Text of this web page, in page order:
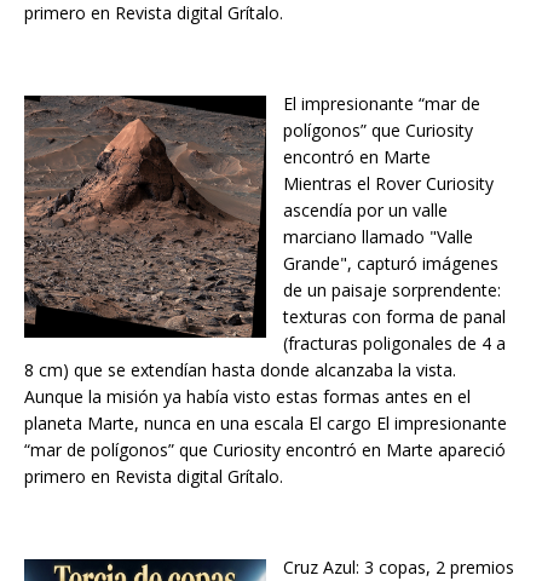
primero en Revista digital Grítalo.
El impresionante “mar de
polígonos” que Curiosity
encontró en Marte
Mientras el Rover Curiosity
ascendía por un valle
marciano llamado "Valle
Grande", capturó imágenes
de un paisaje sorprendente:
texturas con forma de panal
(fracturas poligonales de 4 a
8 cm) que se extendían hasta donde alcanzaba la vista.
Aunque la misión ya había visto estas formas antes en el
planeta Marte, nunca en una escala El cargo El impresionante
“mar de polígonos” que Curiosity encontró en Marte apareció
primero en Revista digital Grítalo.
Cruz Azul: 3 copas, 2 premios